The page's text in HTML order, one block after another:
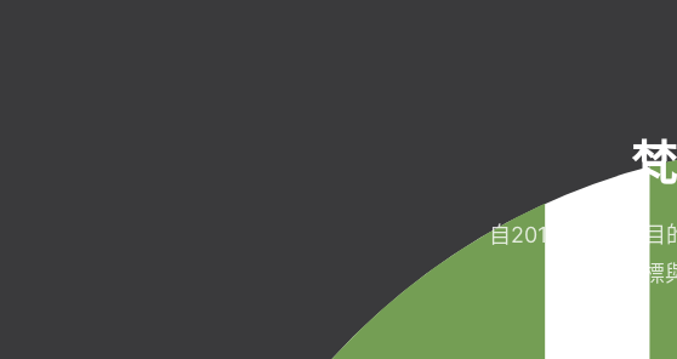
自2011年成立，目
成生命目